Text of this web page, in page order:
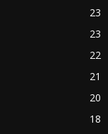
23
23
22
21
20
18